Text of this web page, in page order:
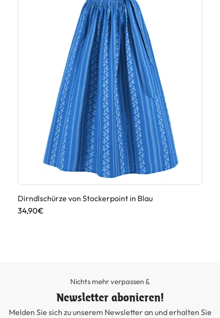
Dirndlschürze von Stockerpoint in Blau
34,90€
Nichts mehr verpassen &
Newsletter abonieren!
Melden Sie sich zu unserem Newsletter an und erhalten Sie